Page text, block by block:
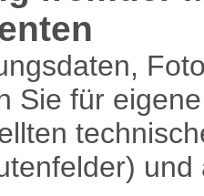
Sie für
und